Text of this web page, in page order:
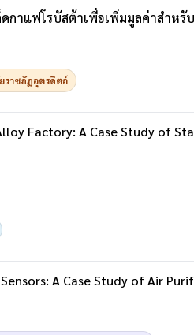
าแฟโรบัสต้าเพื่อเพิ่มมูลค่าสําหรั
ราชภัฏอุตรดิตถ์
Factory: A Case Study of
A Case Study of Air